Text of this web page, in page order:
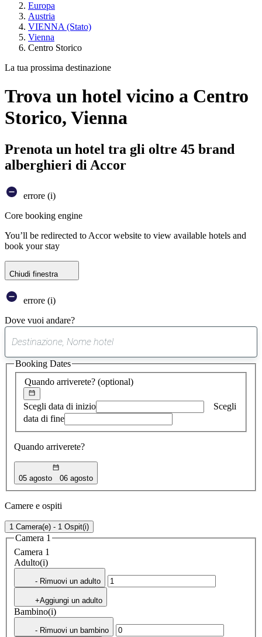
Europa
Austria
VIENNA (Stato)
Vienna
Centro Storico
La tua prossima destinazione
Trova un hotel vicino a Centro
Storico, Vienna
Prenota un hotel tra gli oltre 45 brand
alberghieri di Accor
errore (i)
Core booking engine
You’ll be redirected to Accor website to view available hotels and
book your stay
Chiudi finestra
errore (i)
Dove vuoi andare?
suggerimento
trovato
Quando arriverete? (optional)
Scegli data di inizio
Scegli
data di fine
Quando arriverete?
05 agosto 06 agosto
Booking Dates
Camere e ospiti
1 Camera(e) - 1 Ospit(i)
Camera 1
Camera 1
Adulto(i)
- Rimuovi un adulto
+Aggiungi un adulto
Bambino(i)
- Rimuovi un bambino